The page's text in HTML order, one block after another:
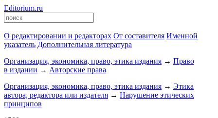
Editorium.ru
О редактировании и редакторах От составителя Именной
указатель Дополнительная литература
Организация, экономика, право, этика издания → Право
в издании → Авторские права
Организация, экономика, право, этика издания → Этика
автора, редактора или издателя → Нарушение этических
принципов